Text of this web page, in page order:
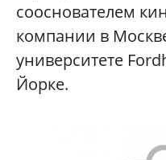
сооснователем
компании в
университете
Йорке.